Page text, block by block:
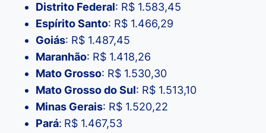
Distrito Federal: R$ 1.583,45
Espírito Santo: R$ 1.466,29
Goiás: R$ 1.487,45
Maranhão: R$ 1.418,26
Mato Grosso: R$ 1.530,30
Mato Grosso do Sul: R$ 1.513,10
Minas Gerais: R$ 1.520,22
Pará: R$ 1.467,53